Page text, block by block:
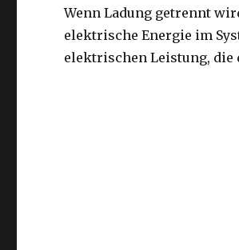
Wenn Ladung getrennt
elektrische Energie im
elektrischen Leistung, die